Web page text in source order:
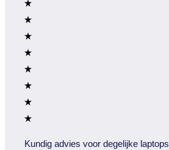
Kundig advies voor degelijke laptops